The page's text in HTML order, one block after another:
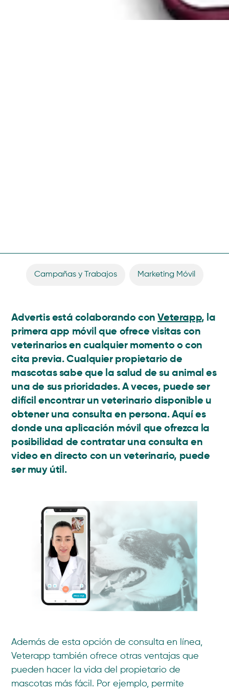
Campañas y Trabajos Marketing Móvil
Advertis está colaborando conVeterapp, la
primera app móvil que ofrece visitas con
veterinarios en cualquier momento o con
cita previa. Cualquier propietario de
mascotas sabe que la salud de su animal es
una de sus prioridades. A veces, puede ser
difícil encontrar un veterinario disponible u
obtener una consulta en persona. Aquí es
donde una aplicación móvil que ofrezca la
posibilidad de contratar una consulta en
video en directo con un veterinario, puede
ser muy útil.
Además de esta opción de consulta en línea,
Veterapp también ofrece otras ventajas que
pueden hacer la vida del propietario de
mascotas más fácil. Por ejemplo, permite